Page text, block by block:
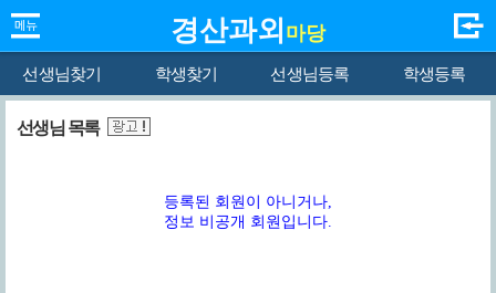
경산과외 마당
선생님찾기 학생찾기 선생님등록 학생등록
선생님 목록
등록된 회원이 아니거나,
정보 비공개 회원입니다.